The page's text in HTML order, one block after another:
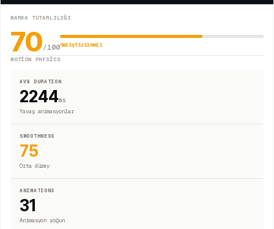
MARKA TUTARLILIĞI
70/100Geliştirilmeli
MOTION PHYSICS
AVG DURATION
2244ms
Yavaş animasyonlar
SMOOTHNESS
75
Orta düzey
ANIMATIONS
31
Animasyon yoğun